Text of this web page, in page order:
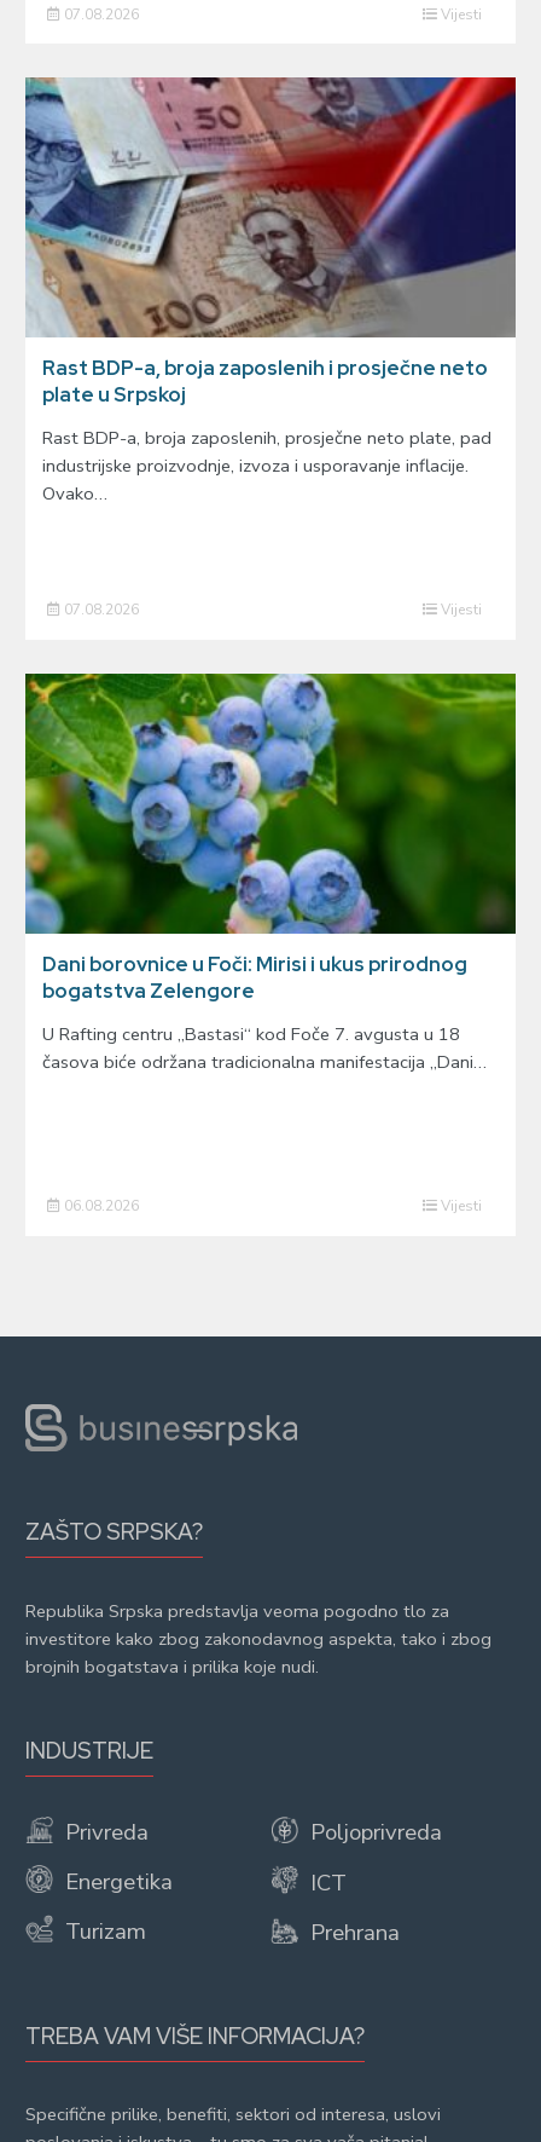
07.08.2026 Vijesti
Rast BDP-a, broja zaposlenih i prosječne neto
plate u Srpskoj
Rast BDP-a, broja zaposlenih, prosječne neto plate, pad
industrijske proizvodnje, izvoza i usporavanje inflacije.
Ovako…
07.08.2026 Vijesti
Dani borovnice u Foči: Mirisi i ukus prirodnog
bogatstva Zelengore
U Rafting centru „Bastasi“ kod Foče 7. avgusta u 18
časova biće održana tradicionalna manifestacija „Dani…
06.08.2026 Vijesti
ZAŠTO SRPSKA?
Republika Srpska predstavlja veoma pogodno tlo za
investitore kako zbog zakonodavnog aspekta, tako i zbog
brojnih bogatstava i prilika koje nudi.
INDUSTRIJE
Privreda
Energetika
Turizam
Poljoprivreda
ICT
Prehrana
TREBA VAM VIŠE INFORMACIJA?
Specifične prilike, benefiti, sektori od interesa, uslovi